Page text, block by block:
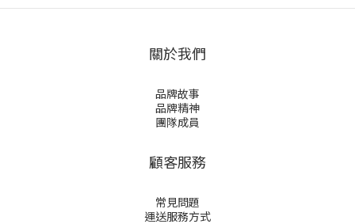
關於我們
品牌故事
品牌精神
團隊成員
顧客服務
常見問題
運送服務方式